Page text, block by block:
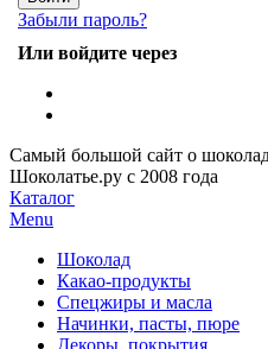
Забыли пароль?
Или войдите через
Самый большой сайт о
Шоколатье.ру с 2008 года
Каталог
Menu
Шоколад
Какао-продукты
Спецжиры и масла
Начинки, пасты, пюре
Декоры, покрытия